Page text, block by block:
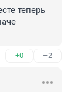
теперь
+0 –2